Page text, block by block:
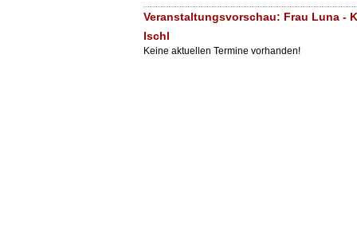
Veranstaltungsvorschau: Frau Luna -
Ischl
Keine aktuellen Termine vorhanden!